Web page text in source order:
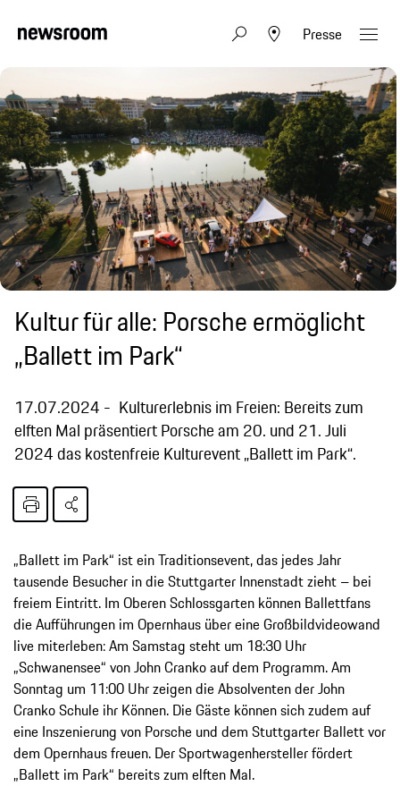
Presse
Kultur für alle: Porsche ermöglicht
„Ballett im Park“
17.07.2024
Kulturerlebnis im Freien: Bereits zum
elften Mal präsentiert Porsche am 20. und 21. Juli
2024 das kostenfreie Kulturevent „Ballett im Park“.
„Ballett im Park“ ist ein Traditionsevent, das jedes Jahr
tausende Besucher in die Stuttgarter Innenstadt zieht – bei
freiem Eintritt. Im Oberen Schlossgarten können Ballettfans
die Aufführungen im Opernhaus über eine Großbildvideowand
live miterleben: Am Samstag steht um 18:30 Uhr
„Schwanensee“ von John Cranko auf dem Programm. Am
Sonntag um 11:00 Uhr zeigen die Absolventen der John
Cranko Schule ihr Können. Die Gäste können sich zudem auf
eine Inszenierung von Porsche und dem Stuttgarter Ballett vor
dem Opernhaus freuen. Der Sportwagenhersteller fördert
„Ballett im Park“ bereits zum elften Mal.